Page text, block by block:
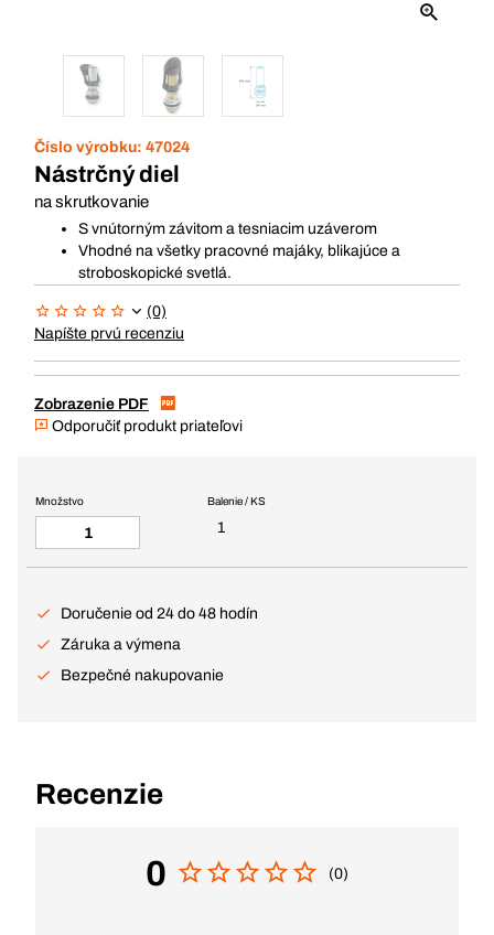
Číslo výrobku: 47024
Nástrčný diel
na skrutkovanie
S vnútorným závitom a tesniacim uzáverom
Vhodné na všetky pracovné majáky, blikajúce a
stroboskopické svetlá.
(0)
Napíšte prvú recenziu
Zobrazenie PDF
Odporučiť produkt priateľovi
Balenie / KS
1
Množstvo
Doručenie od 24 do 48 hodín
Záruka a výmena
Bezpečné nakupovanie
Recenzie
0 (0)